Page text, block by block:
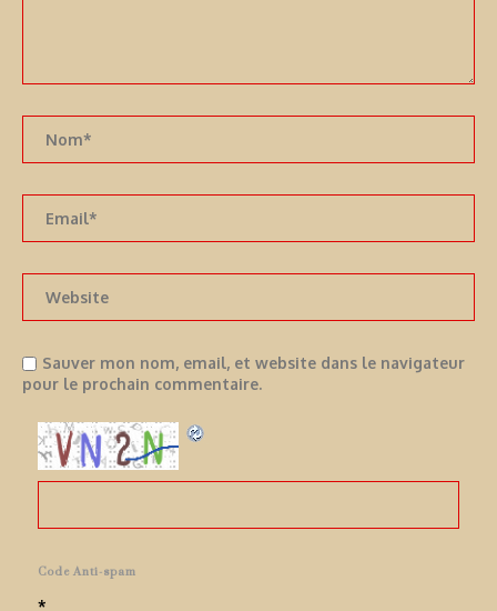
Sauver mon nom, email, et website dans le navigateur
pour le prochain commentaire.
Code Anti-spam
*